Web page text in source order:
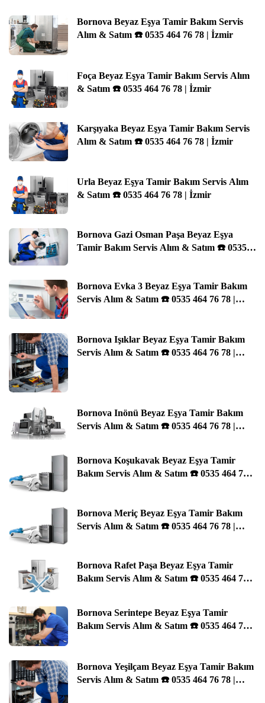
Bornova Beyaz Eşya Tamir Bakım Servis
Alım & Satım ☎️ 0535 464 76 78 | İzmir
Foça Beyaz Eşya Tamir Bakım Servis Alım
& Satım ☎️ 0535 464 76 78 | İzmir
Karşıyaka Beyaz Eşya Tamir Bakım Servis
Alım & Satım ☎️ 0535 464 76 78 | İzmir
Urla Beyaz Eşya Tamir Bakım Servis Alım
& Satım ☎️ 0535 464 76 78 | İzmir
Bornova Gazi Osman Paşa Beyaz Eşya
Tamir Bakım Servis Alım & Satım ☎️ 0535
Bornova Evka 3 Beyaz Eşya Tamir Bakım
Servis Alım & Satım ☎️ 0535 464 76 78 |
Bornova Işıklar Beyaz Eşya Tamir Bakım
Servis Alım & Satım ☎️ 0535 464 76 78 |
Bornova Inönü Beyaz Eşya Tamir Bakım
Servis Alım & Satım ☎️ 0535 464 76 78 |
Bornova Koşukavak Beyaz Eşya Tamir
Bakım Servis Alım & Satım ☎️ 0535 464 76
Bornova Meriç Beyaz Eşya Tamir Bakım
Servis Alım & Satım ☎️ 0535 464 76 78 |
Bornova Rafet Paşa Beyaz Eşya Tamir
Bakım Servis Alım & Satım ☎️ 0535 464 76
Bornova Serintepe Beyaz Eşya Tamir
Bakım Servis Alım & Satım ☎️ 0535 464 76
Bornova Yeşilçam Beyaz Eşya Tamir Bakım
Servis Alım & Satım ☎️ 0535 464 76 78 |